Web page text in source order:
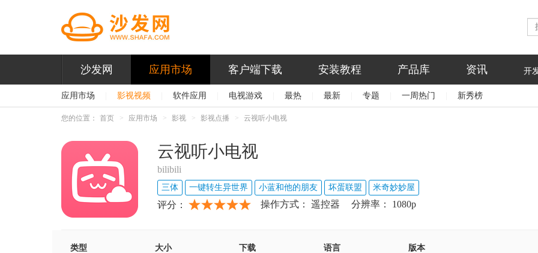
沙发网 应用市场 客户端下载 安装教程 产品库 资讯 开
应用市场 影视视频 软件应用 电视游戏 最热 最新 专题 一周热门 新秀榜
您的位置： 首页 应用市场 影视 影视点播 云视听小电视
云视听小电视
bilibili
三体 一键转生异世界 小蓝和他的朋友 坏蛋联盟 米奇妙妙屋
评分： 操作方式： 遥控器 分辨率： 1080p
类型
大小
下载
语言
版本